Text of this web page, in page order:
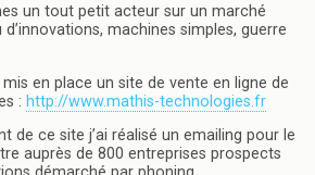
un tout petit acteur sur un marché
machines simples, guerre
en place un site de vente en ligne de
: http://www.mathis-technologies.fr
de ce site j’ai réalisé un emailing pour le
auprès de 800 entreprises prospects